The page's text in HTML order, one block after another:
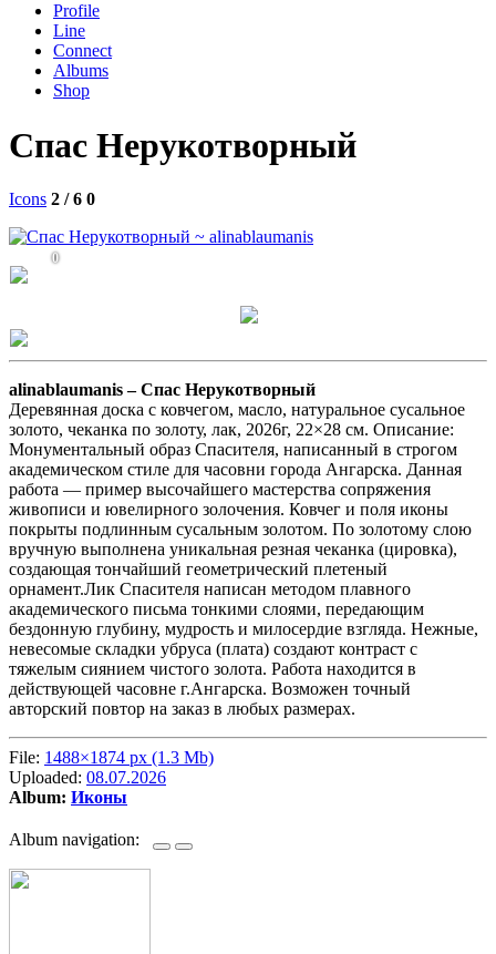
Profile
Line
Connect
Albums
Shop
Спас Нерукотворный
Icons 2 / 6 0
0
alinablaumanis –Спас Нерукотворный
Деревянная доска с ковчегом, масло, натуральное сусальное
золото, чеканка по золоту, лак, 2026г, 22×28 см. Описание:
Монументальный образ Спасителя, написанный в строгом
академическом стиле для часовни города Ангарска. Данная
работа — пример высочайшего мастерства сопряжения
живописи и ювелирного золочения. Ковчег и поля иконы
покрыты подлинным сусальным золотом. По золотому слою
вручную выполнена уникальная резная чеканка (цировка),
создающая тончайший геометрический плетеный
орнамент.Лик Спасителя написан методом плавного
академического письма тонкими слоями, передающим
бездонную глубину, мудрость и милосердие взгляда. Нежные,
невесомые складки убруса (плата) создают контраст с
тяжелым сиянием чистого золота. Работа находится в
действующей часовне г.Ангарска. Возможен точный
авторский повтор на заказ в любых размерах.
File: 1488×1874 px (1.3 Mb)
Uploaded: 08.07.2026
Album: Иконы
Album navigation: